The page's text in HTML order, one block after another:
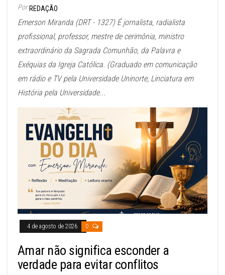
Por REDAÇÃO
Emerson Miranda (DRT - 1327) É jornalista, radialista
profissional, professor, mestre de cerimônia, ministro
extraordinário da Sagrada Comunhão, da Palavra e
Exéquias da Igreja Católica. (Graduado em comunicação
em rádio e TV pela Universidade Uninorte, Linciatura em
História pela Universidade...
4 de agosto de 2026 0
Amar não significa esconder a
verdade para evitar conflitos